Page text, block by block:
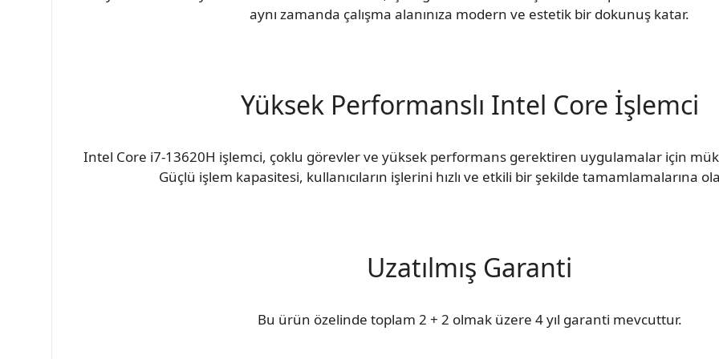
aynı zamanda çalışma alanınıza modern ve estetik bir dokunuş katar.
Yüksek Performanslı Intel Core İşlemci
Intel Core i7-13620H işlemci, çoklu görevler ve yüksek performans gerektiren uygulamalar için
Güçlü işlem kapasitesi, kullanıcıların işlerini hızlı ve etkili bir şekilde tamamlamalarına
Uzatılmış Garanti
Bu ürün özelinde toplam 2 + 2 olmak üzere 4 yıl garanti mevcuttur.